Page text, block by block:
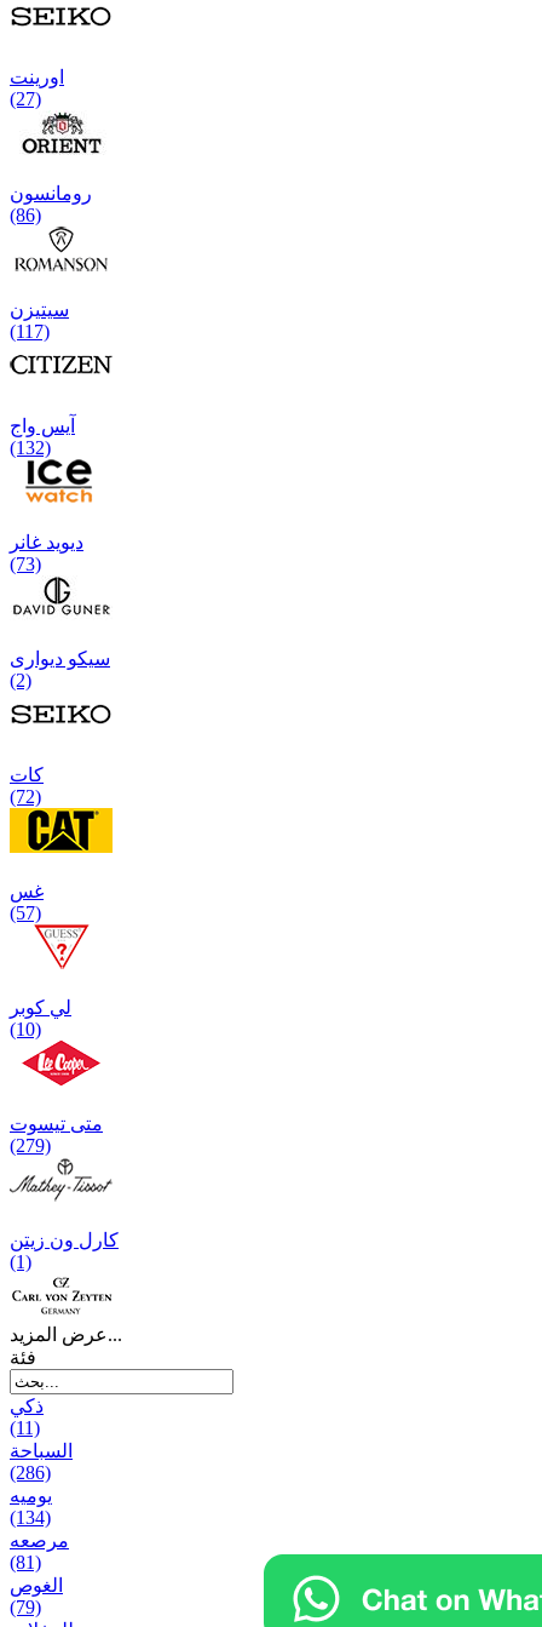
اورینت
(27)
رومانسون
(86)
سیتیزن
(117)
آیس واج
(132)
دیوید غانر
(73)
سیکو دیواری
(2)
كات
(72)
غس
(57)
لي كوبر
(10)
متی تیسوت
(279)
کارل ون زیتن
(1)
عرض المزيد...
فئة
ذكي
(11)
السباحة
(286)
يومیه
(134)
مرصعه
(81)
الغوص
(79)